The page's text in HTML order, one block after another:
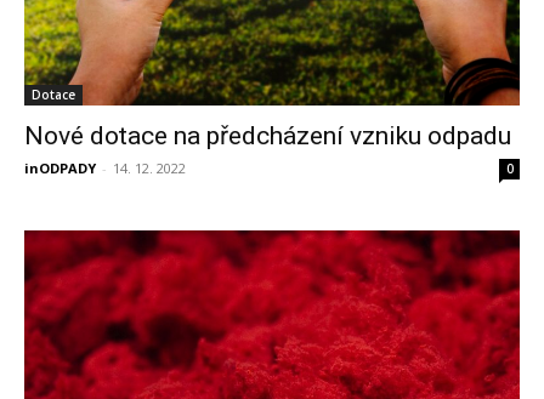
Dotace
Nové dotace na předcházení vzniku odpadu
inODPADY - 14. 12. 2022 0